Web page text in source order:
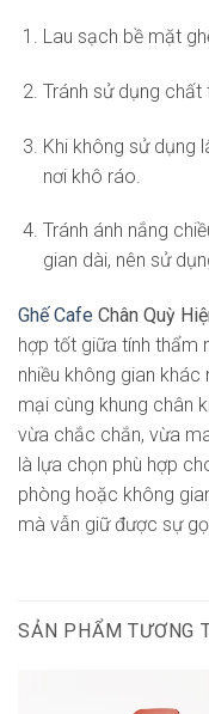
Lau sạch bề mặt
Tránh sử dụng chất
Khi không sử dụng
nơi khô ráo.
Tránh ánh nắng
gian dài, nên sử
Ghế Cafe Chân Quỳ
hợp tốt giữa tính thẩm
nhiều không gian
mại cùng khung chân
vừa chắc chắn, vừa
là lựa chọn phù hợp
phòng hoặc không
mà vẫn giữ được sự
SẢN PHẨM TƯƠNG